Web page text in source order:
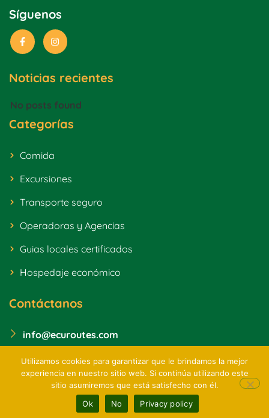
Síguenos
Noticias recientes
No posts found
Categorías
Comida
Excursiones
Transporte seguro
Operadoras y Agencias
Guias locales certificados
Hospedaje económico
Contáctanos
info@ecuroutes.com
Copyright © 2024. All rights reserved to Nativawebs
Términos y CondicionesPolítica de Privacidad
Trabaja con nosotros
Utilizamos cookies para garantizar que le brindamos la mejor
experiencia en nuestro sitio web. Si continúa utilizando este
sitio asumiremos que está satisfecho con él.
Ok
No Privacy policy